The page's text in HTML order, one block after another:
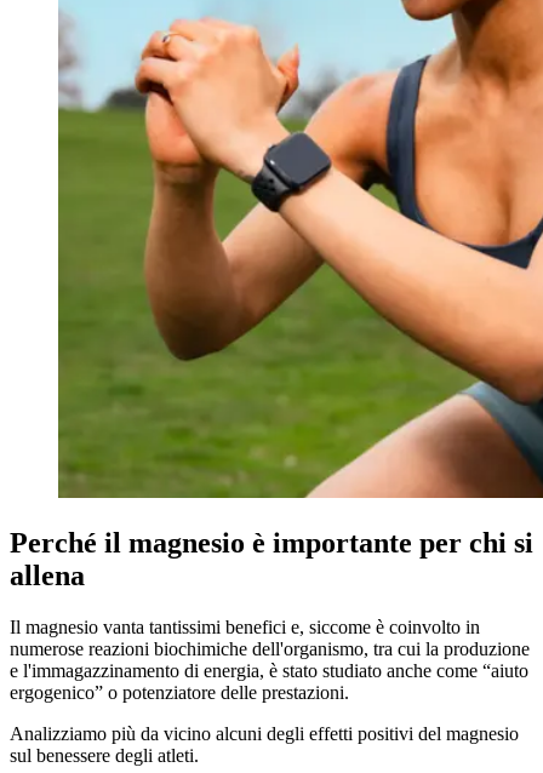
Perché il magnesio è importante per chi si
allena
Il magnesio vanta tantissimi benefici e, siccome è coinvolto in
numerose reazioni biochimiche dell'organismo, tra cui la produzione
e l'immagazzinamento di energia, è stato studiato anche come “aiuto
ergogenico” o potenziatore delle prestazioni.
Analizziamo più da vicino alcuni degli effetti positivi del magnesio
sul benessere degli atleti.